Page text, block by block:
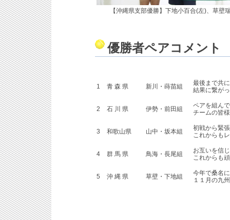
【沖縄県支部優勝】下地小百合(左)、草壁
優勝者ペアコメント
1 青 森 県 新川・蒔苗組
最後まで共
結果に繋が
2 石 川 県 伊勢・前田組
ペアを組ん
チームの皆
3 和歌山県 山中・坂本組
初戦から緊
これからも
4 群 馬 県 鳥海・長尾組
お互いを信
これからも
5 沖 縄 県 草壁・下地組
今年で桑名
１１月の九